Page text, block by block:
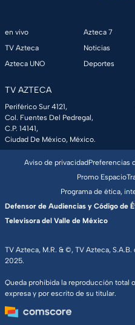
en vivo
TV Azteca
Azteca UNO
Azteca 7
Noticias
Deportes
TV AZTECA
Periférico Sur 4121,
Col. Fuentes Del Pedregal,
C.P. 14141,
Ciudad De México, México.
TV Azteca, M.R. & ©, TV Azteca,
2025.
Queda prohibida la reproducción total
expresa y por escrito de su titular.
Aviso de privacidadPreferencias
Promo Espacio
Programa de ética,
Defensor de Audiencias y Código de
Televisora del Valle de México